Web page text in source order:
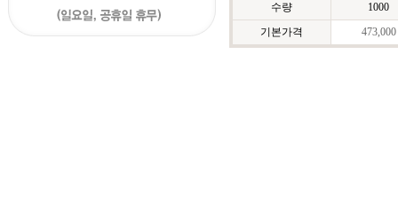
수량
1000
기본가격
473,000